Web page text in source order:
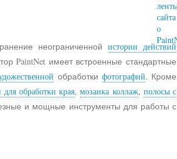
неограниченной истории действий
PaintNet имеет встроенные стандартные
обработки фотографий. Кроме
обработки края,мозаика коллаж, полосы с
и мощные инструменты для работы с